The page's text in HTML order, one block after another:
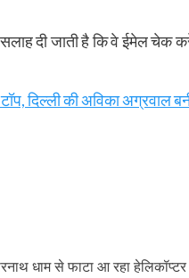
सलाह दी जाती है कि वे ईमेल
दिल्ली की अविका अग्रवाल
धाम से फाटा आ रहा